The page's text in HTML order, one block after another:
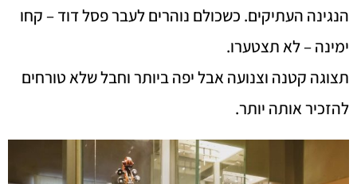
הנגינה העתיקים. כשכולם נוהרים לעבר פסל דוד – קחו
ימינה – לא תצטערו.
תצוגה קטנה וצנועה אבל יפה ביותר וחבל שלא טורחים
להזכיר אותה יותר.